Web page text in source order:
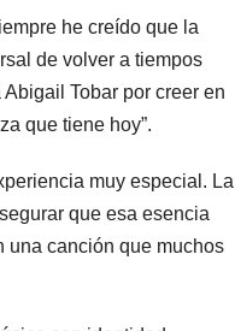
he creído que la
de volver a tiempos
Tobar por creer en
que tiene hoy”.
muy especial. La
que esa esencia
una canción que muchos